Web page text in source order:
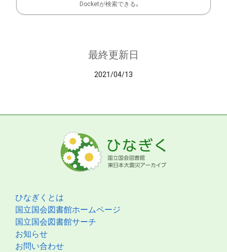
Docketが検索できる。
最終更新日
2021/04/13
ひなぎくとは
国立国会図書館ホームページ
国立国会図書館サーチ
お知らせ
お問い合わせ